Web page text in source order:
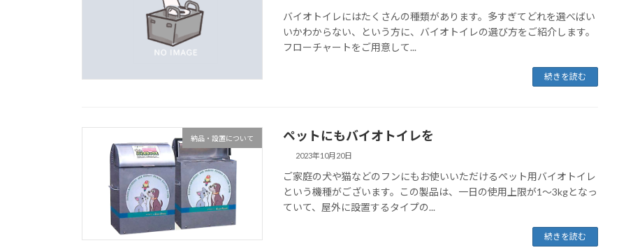
バイオトイレにはたくさんの種類があります。多すぎてどれを選べばい
いかわからない、という方に、バイオトイレの選び方をご紹介します。
フローチャートをご用意して...
続きを読む
納品・設置について ペットにもバイオトイレを
2023年10月20日
ご家庭の犬や猫などのフンにもお使いいただけるペット用バイオトイレ
という機種がございます。この製品は、一日の使用上限が1～3kgとなっ
ていて、屋外に設置するタイプの...
続きを読む